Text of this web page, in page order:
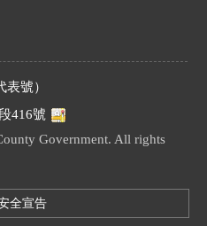
號）
416號
Government. All rights
全宣告